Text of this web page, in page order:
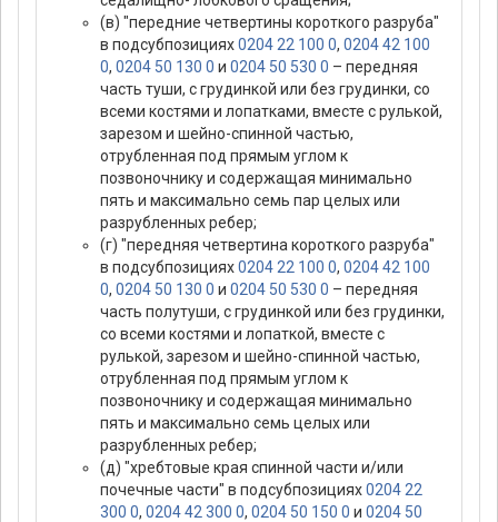
(в) "передние четвертины короткого разруба"
в подсубпозициях0204 22 100 0, 0204 42 100
0, 0204 50 130 0 и 0204 50 530 0 – передняя
часть туши, с грудинкой или без грудинки, со
всеми костями и лопатками, вместе с рулькой,
зарезом и шейно-спинной частью,
отрубленная под прямым углом к
позвоночнику и содержащая минимально
пять и максимально семь пар целых или
разрубленных ребер;
(г) "передняя четвертина короткого разруба"
в подсубпозициях0204 22 100 0, 0204 42 100
0, 0204 50 130 0 и 0204 50 530 0 – передняя
часть полутуши, с грудинкой или без грудинки,
со всеми костями и лопаткой, вместе с
рулькой, зарезом и шейно-спинной частью,
отрубленная под прямым углом к
позвоночнику и содержащая минимально
пять и максимально семь целых или
разрубленных ребер;
(д) "хребтовые края спинной части и/или
почечные части" в подсубпозициях0204 22
300 0, 0204 42 300 0, 0204 50 150 0 и 0204 50